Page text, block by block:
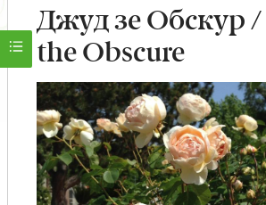
Малина
Мини-деревья
НОВИНКА Английские и Японские розы
Саженцы плодовые
Джуд зе Обскур /
the Obscure